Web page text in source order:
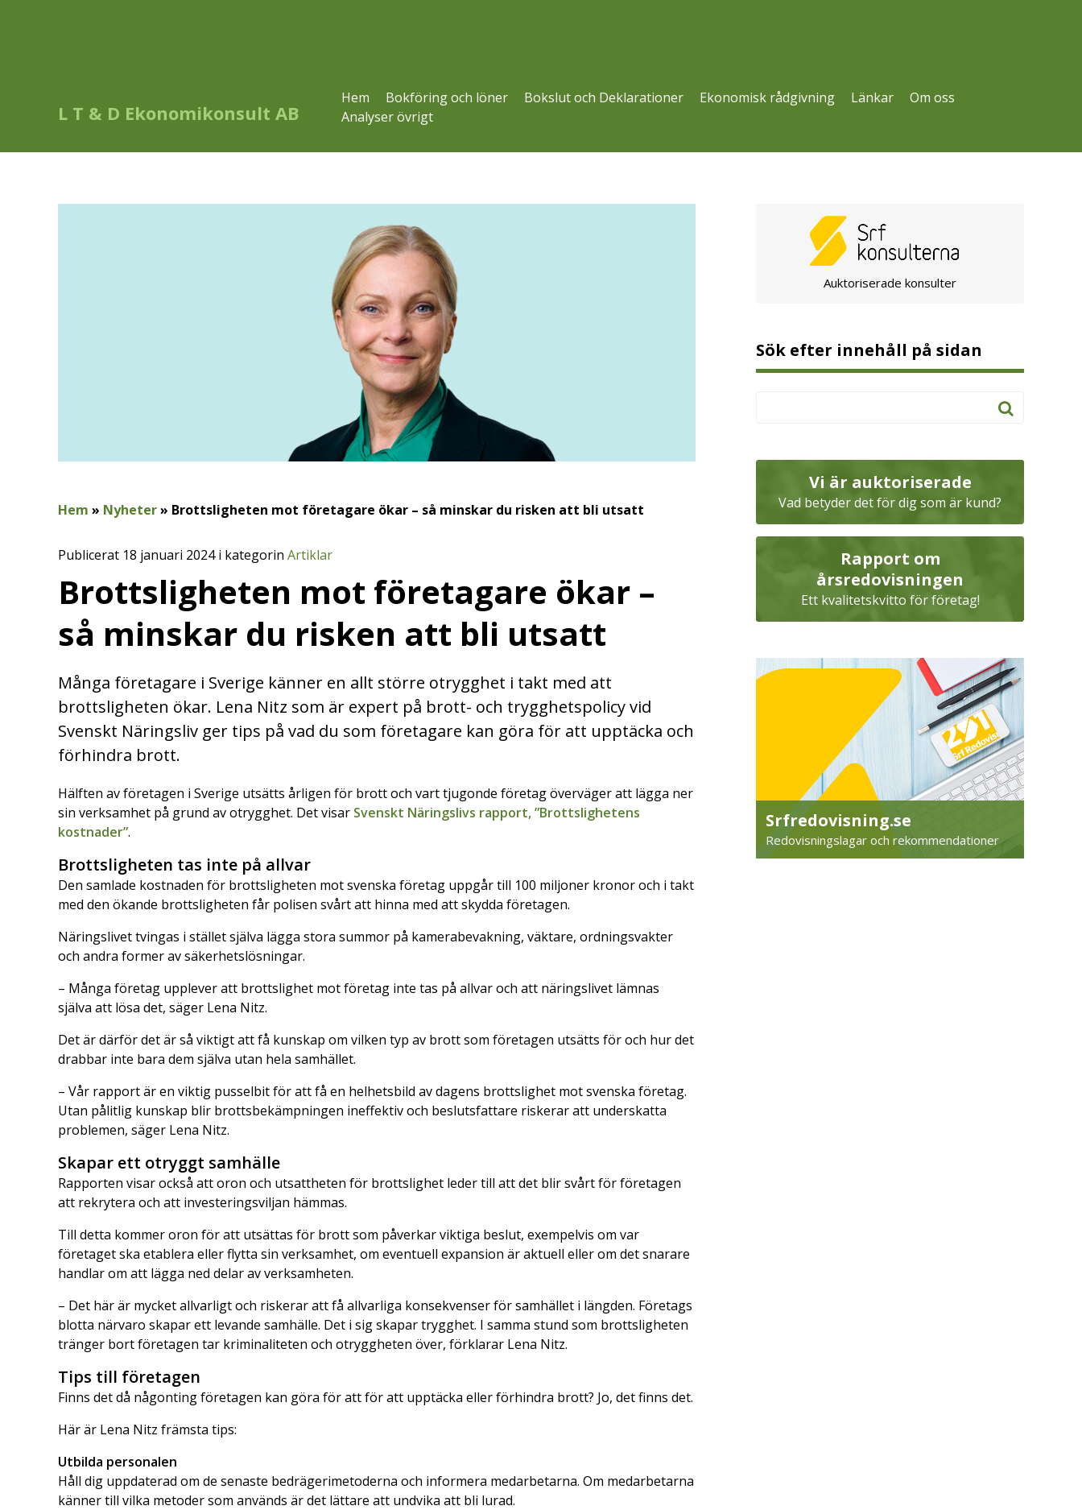
L T & D Ekonomikonsult AB
Hem Bokföring och löner Bokslut och Deklarationer Ekonomisk rådgivning Länkar
Om oss
Analyser övrigt
Hem » Nyheter» Brottsligheten mot företagare ökar – så minskar du risken att bli utsatt
Publicerat 18 januari 2024 i kategorin Artiklar
Brottsligheten mot företagare ökar –
så minskar du risken att bli utsatt
Många företagare i Sverige känner en allt större otrygghet i takt med att
brottsligheten ökar. Lena Nitz som är expert på brott- och trygghetspolicy vid
Svenskt Näringsliv ger tips på vad du som företagare kan göra för att upptäcka och
förhindra brott.
Hälften av företagen i Sverige utsätts årligen för brott och vart tjugonde företag överväger att lägga ner
sin verksamhet på grund av otrygghet. Det visar Svenskt Näringslivs rapport, ”Brottslighetens
kostnader”.
Brottsligheten tas inte på allvar
Den samlade kostnaden för brottsligheten mot svenska företag uppgår till 100 miljoner kronor och i takt
med den ökande brottsligheten får polisen svårt att hinna med att skydda företagen.
Näringslivet tvingas i stället själva lägga stora summor på kamerabevakning, väktare, ordningsvakter
och andra former av säkerhetslösningar.
– Många företag upplever att brottslighet mot företag inte tas på allvar och att näringslivet lämnas
själva att lösa det, säger Lena Nitz.
Det är därför det är så viktigt att få kunskap om vilken typ av brott som företagen utsätts för och hur det
drabbar inte bara dem själva utan hela samhället.
– Vår rapport är en viktig pusselbit för att få en helhetsbild av dagens brottslighet mot svenska företag.
Utan pålitlig kunskap blir brottsbekämpningen ineffektiv och beslutsfattare riskerar att underskatta
problemen, säger Lena Nitz.
Skapar ett otryggt samhälle
Rapporten visar också att oron och utsattheten för brottslighet leder till att det blir svårt för företagen
att rekrytera och att investeringsviljan hämmas.
Till detta kommer oron för att utsättas för brott som påverkar viktiga beslut, exempelvis om var
företaget ska etablera eller flytta sin verksamhet, om eventuell expansion är aktuell eller om det snarare
handlar om att lägga ned delar av verksamheten.
– Det här är mycket allvarligt och riskerar att få allvarliga konsekvenser för samhället i längden. Företags
blotta närvaro skapar ett levande samhälle. Det i sig skapar trygghet. I samma stund som brottsligheten
tränger bort företagen tar kriminaliteten och otryggheten över, förklarar Lena Nitz.
Tips till företagen
Finns det då någonting företagen kan göra för att för att upptäcka eller förhindra brott? Jo, det finns det.
Här är Lena Nitz främsta tips:
Utbilda personalen
Håll dig uppdaterad om de senaste bedrägerimetoderna och informera medarbetarna. Om medarbetarna
känner till vilka metoder som används är det lättare att undvika att bli lurad.
Auktoriserade konsulter
Sök efter innehåll på sidan
Vi är auktoriserade
Vad betyder det för dig som är kund?
Rapport om
årsredovisningen
Ett kvalitetskvitto för företag!
Srfredovisning.se
Redovisningslagar och rekommendationer